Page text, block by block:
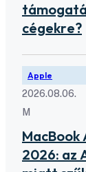
cégekre?
Apple
2026.08.06.
M
2026: az